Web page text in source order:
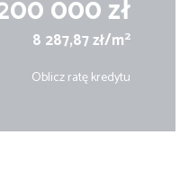
000 zł
8 287,87 zł/m2
Oblicz ratę kredytu